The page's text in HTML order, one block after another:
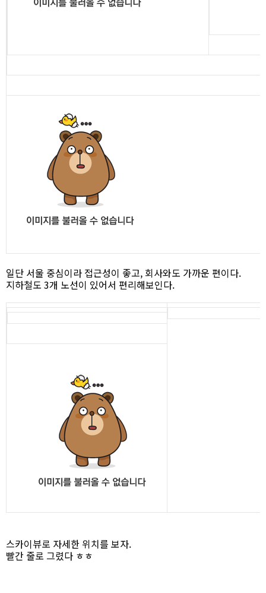
일단 서울 중심이라 접근성이 좋고, 회사와도 가까운 편이다.
지하철도 3개 노선이 있어서 편리해보인다.
스카이뷰로 자세한 위치를 보자.
빨간 줄로 그렸다 ㅎㅎ